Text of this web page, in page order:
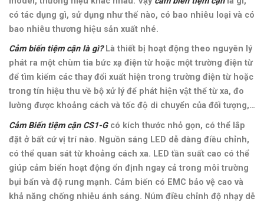
có tác dụng gì, sử dụng như thế nào, có bao nhiêu loại và có
bao nhiêu thương hiệu sản xuất nhé.
Cảm biến tiệm cận là gì?Là thiết bị hoạt động theo nguyên lý
phát ra một chùm tia bức xạ điện từ hoặc một trường điện từ
để tìm kiếm các thay đổi xuất hiện trong trường điện từ hoặc
trong tín hiệu thu về bộ xử lý để phát hiện vật thể từ xa, đo
lường được khoảng cách và tốc độ di chuyển của đối tượng,…
Cảm Biến tiệm cận CS1-G có kích thước nhỏ gọn, có thể lắp
đặt ở bất cứ vị trí nào. Nguồn sáng LED dễ dàng điều chỉnh,
có thể quan sát từ khoảng cách xa. LED tần suất cao có thể
giúp cảm biến hoạt động ổn định ngay cả trong môi trường
bụi bẩn và độ rung mạnh. Cảm biến có EMC bảo vệ cao và
khả năng chống nhiễu ánh sáng. Núm điều chỉnh độ nhạy dễ